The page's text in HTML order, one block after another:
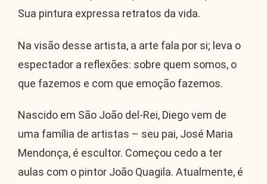
Sua pintura expressa retratos da vida.
Na visão desse artista, a arte fala por si; leva o
espectador a reflexões: sobre quem somos, o
que fazemos e com que emoção fazemos.
Nascido em São João del-Rei, Diego vem de
uma família de artistas – seu pai, José Maria
Mendonça, é escultor. Começou cedo a ter
aulas com o pintor João Quagila. Atualmente, é